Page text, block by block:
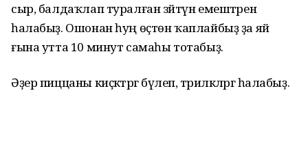
сыр, балдаҡлап туралған зәйтүн емештәрен
һалабыҙ. Ошонан һуң өҫтөн ҡаплайбыҙ ҙа яй
ғына утта 10 минут самаһы тотабыҙ.
Әҙер пиццаны киҫәктәргә бүлеп, тәрилкәләргә һалабыҙ.